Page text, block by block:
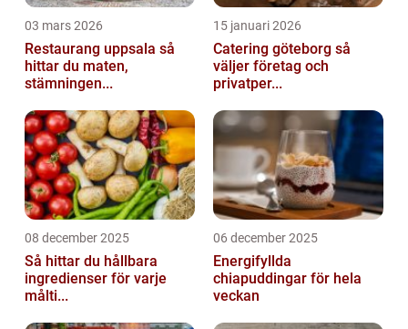
03 mars 2026
Restaurang uppsala så
hittar du maten,
stämningen...
15 januari 2026
Catering göteborg så
väljer företag och
privatper...
08 december 2025
Så hittar du hållbara
ingredienser för varje
målti...
06 december 2025
Energifyllda
chiapuddingar för hela
veckan